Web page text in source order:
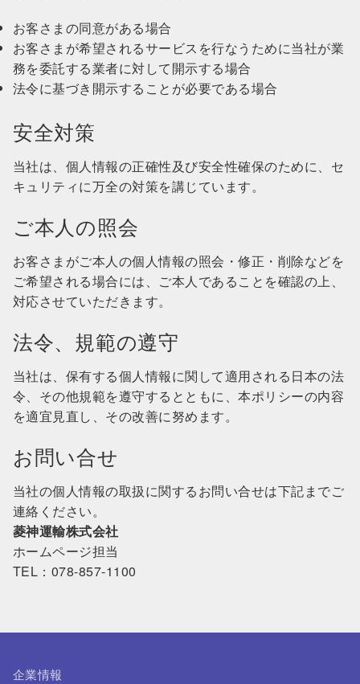
お客さまの同意がある場合
お客さまが希望されるサービスを行なうために当社が業
務を委託する業者に対して開示する場合
法令に基づき開示することが必要である場合
安全対策
当社は、個人情報の正確性及び安全性確保のために、セ
キュリティに万全の対策を講じています。
ご本人の照会
お客さまがご本人の個人情報の照会・修正・削除などを
ご希望される場合には、ご本人であることを確認の上、
対応させていただきます。
法令、規範の遵守
当社は、保有する個人情報に関して適用される日本の法
令、その他規範を遵守するとともに、本ポリシーの内容
を適宜見直し、その改善に努めます。
お問い合せ
当社の個人情報の取扱に関するお問い合せは下記までご
連絡ください。
菱神運輸株式会社
ホームページ担当
TEL：078-857-1100
企業情報